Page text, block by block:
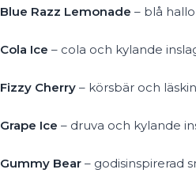
Blue Razz Lemonade – blå
Cola Ice – cola och kylande
Fizzy Cherry – körsbär och
Grape Ice – druva och kylande
Gummy Bear – godisinspirerad